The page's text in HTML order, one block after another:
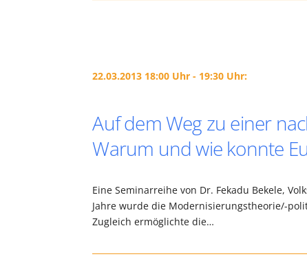
22.03.2013 18:00 Uhr - 19:30 Uhr:
Auf dem Weg zu einer
Warum und wie konnte
Eine Seminarreihe von Dr. Fekadu Bekele,
Jahre wurde die Modernisierungstheorie/-
Zugleich ermöglichte die…